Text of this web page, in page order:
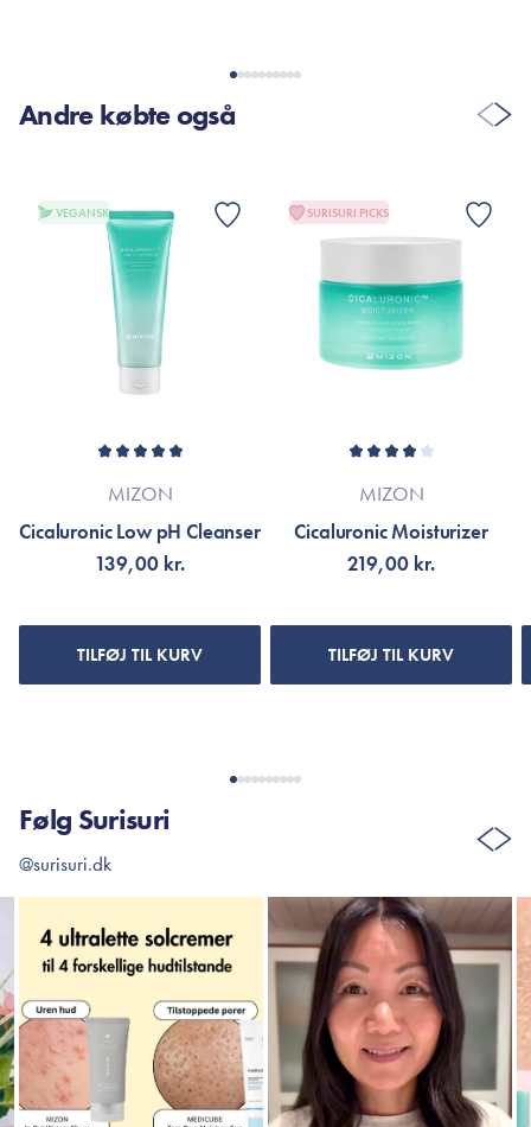
Andre købte også
VEGANSK
MIZON
Cicaluronic Low pH Cleanser
139,00 kr.
TILFØJ TIL KURV
SURISURI PICKS
MIZON
Cicaluronic Moisturizer
219,00 kr.
TILFØJ TIL KURV
Følg Surisuri
@surisuri.dk